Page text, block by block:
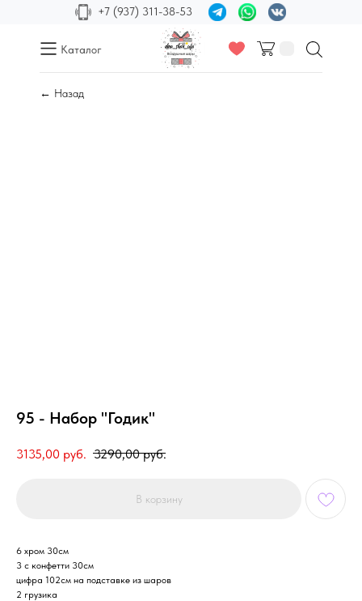
+7 (937) 311-38-53
Каталог
← Назад
95 - Набор "Годик"
3135,00 руб. 3290,00 руб.
В корзину
6 хром 30см
3 с конфетти 30см
цифра 102см на подставке из шаров
2 грузика